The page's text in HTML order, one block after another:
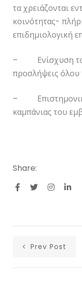
τα χρειάζονται
κοινότητας-
επιδημιολογική
– Ενίσχυση του
προσλήψεις
–
καμπάνιας του
Share:
Prev Post